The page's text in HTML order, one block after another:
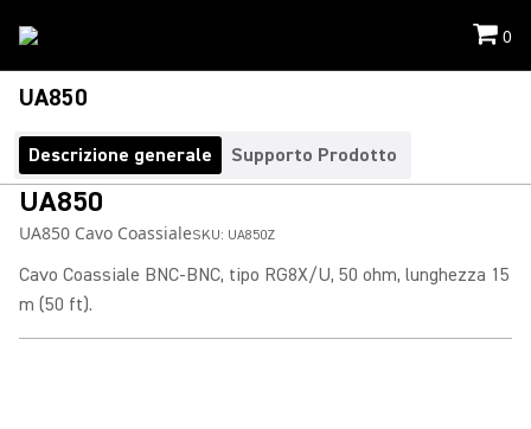
0
UA850
Descrizione generale Supporto Prodotto
UA850
UA850 Cavo CoassialeSKU: UA850Z
Cavo Coassiale BNC-BNC, tipo RG8X/U, 50 ohm, lunghezza 15
m (50 ft).